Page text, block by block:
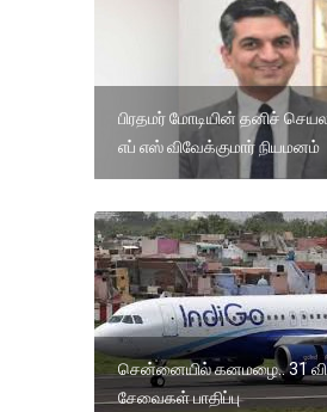
பிரதமர் மோடியின் தனிச்
எப் எஸ் விவேக்குமார் நியமனம்
சென்னையில் கனமழை.. 31
சேவைகள் பாதிப்பு